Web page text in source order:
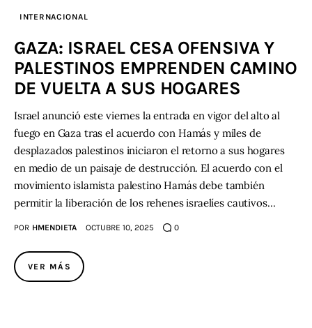
INTERNACIONAL
GAZA: ISRAEL CESA OFENSIVA Y
PALESTINOS EMPRENDEN CAMINO
DE VUELTA A SUS HOGARES
Israel anunció este viernes la entrada en vigor del alto al
fuego en Gaza tras el acuerdo con Hamás y miles de
desplazados palestinos iniciaron el retorno a sus hogares
en medio de un paisaje de destrucción. El acuerdo con el
movimiento islamista palestino Hamás debe también
permitir la liberación de los rehenes israelíes cautivos…
POR HMENDIETA OCTUBRE 10, 2025 0
VER MÁS